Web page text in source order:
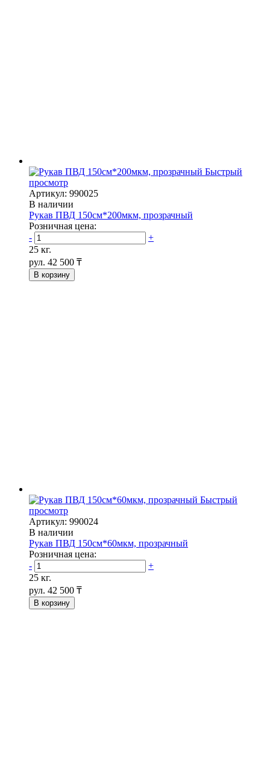
Быстрый
просмотр
Артикул: 990025
В наличии
Рукав ПВД 150см*200мкм, прозрачный
Розничная цена:
-
+
25 кг.
рул. 42 500 ₸
В корзину
Быстрый
просмотр
Артикул: 990024
В наличии
Рукав ПВД 150см*60мкм, прозрачный
Розничная цена:
-
+
25 кг.
рул. 42 500 ₸
В корзину